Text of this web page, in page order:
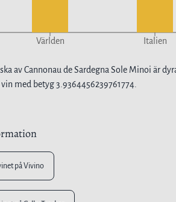
Världen Italien
avCannonau de Sardegna Sole Minoi är
med betyg3.9364456239761774
på Vivino